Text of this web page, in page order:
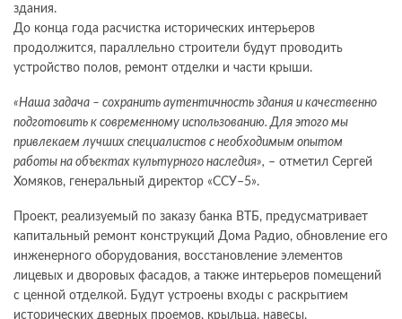
здания.
До конца года расчистка исторических интерьеров
продолжится, параллельно строители будут проводить
устройство полов, ремонт отделки и части крыши.
«Наша задача – сохранить аутентичность здания и качественно
подготовить к современному использованию. Для этого мы
привлекаем лучших специалистов с необходимым опытом
работы на объектах культурного наследия», – отметил Сергей
Хомяков, генеральный директор «ССУ–5».
Проект, реализуемый по заказу банка ВТБ, предусматривает
капитальный ремонт конструкций Дома Радио, обновление его
инженерного оборудования, восстановление элементов
лицевых и дворовых фасадов, а также интерьеров помещений
с ценной отделкой. Будут устроены входы с раскрытием
исторических дверных проемов, крыльца, навесы,